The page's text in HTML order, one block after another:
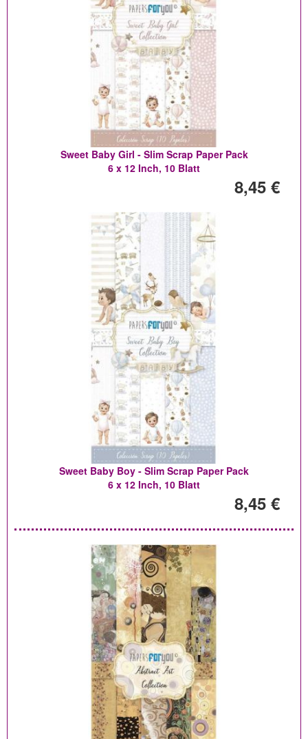
Sweet Baby Girl - Slim Scrap Paper Pack
6 x 12 Inch, 10 Blatt
8,45 €
Sweet Baby Boy - Slim Scrap Paper Pack
6 x 12 Inch, 10 Blatt
8,45 €